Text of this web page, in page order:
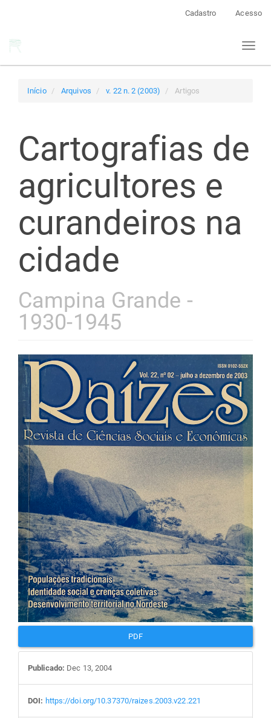
Cadastro Acesso
Toggle
Início Arquivos v. 22 n. 2 (2003) Artigos
Cartografias de
agricultores e
curandeiros na
cidade
Campina Grande -
1930-1945
Barra
lateral
de
artigos
PDF
Publicado: Dec 13, 2004
DOI: https://doi.org/10.37370/raizes.2003.v22.221